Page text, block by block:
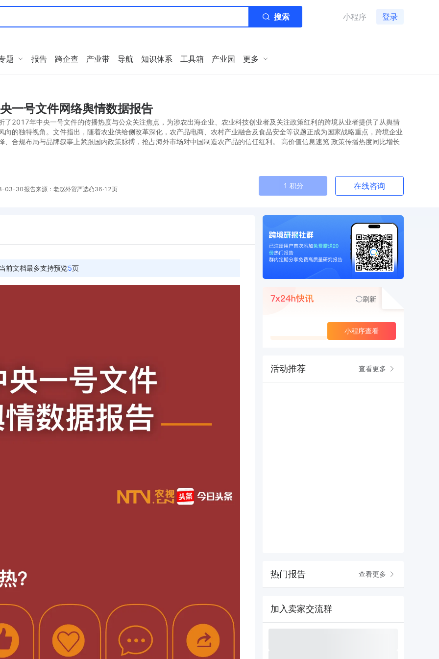
搜索 小程序 登录
题 报告 跨企查 产业带 导航 知识体系 工具箱 产业园 更多
一号文件网络舆情数据报告
了2017年中央一号文件的传播热度与公众关注焦点，为涉农出海企业、农业科技创业者及关注政策红利的跨境从业者提供了从舆情
向的独特视角。文件指出，随着农业供给侧改革深化，农产品电商、农村产业融合及食品安全等议题正成为国家战略重点，跨境企业
、合规布局与品牌叙事上紧跟国内政策脉搏，抢占海外市场对中国制造农产品的信任红利。 高价值信息速览 政策传播热度同比增长
03-30报告来源：老赵外贸严选 36·12页 在线咨询
1 积分
前文档最多支持预览5页
刷新
小程序查看
活动推荐 查看更多
热门报告 查看更多
加入卖家交流群